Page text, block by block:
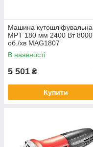
Машина кутошліфувальна
MPT 180 мм 2400 Вт 8000
об./хв MAG1807
В наявності
5 501 ₴
Купити